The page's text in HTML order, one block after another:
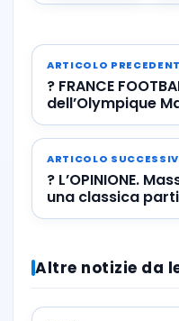
ARTICOLO
? FRANCE
dell’Olympique
ARTICOLO
? L’OPINIONE.
una classica
Altre notizie da